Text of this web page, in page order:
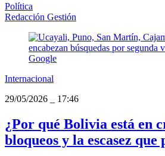
Política
Redacción Gestión
Internacional
29/05/2026
17:46
¿Por qué Bolivia está en
bloqueos y la escasez